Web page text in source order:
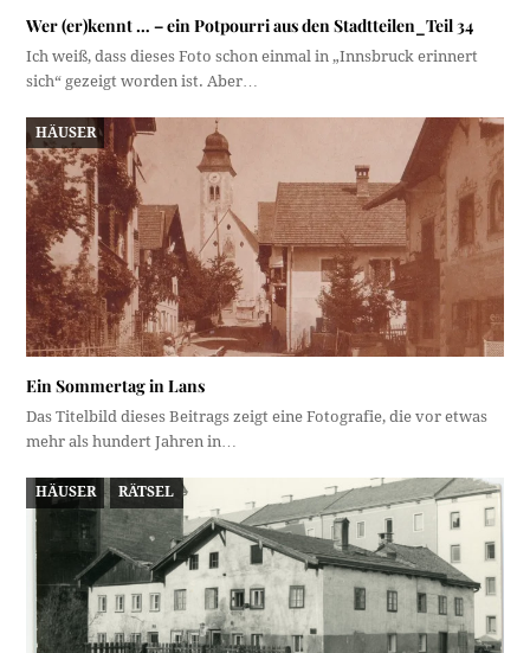
Wer (er)kennt … – ein Potpourri aus den Stadtteilen_Teil 34
Ich weiß, dass dieses Foto schon einmal in „Innsbruck erinnert
sich“ gezeigt worden ist. Aber…
HÄUSER
Ein Sommertag in Lans
Das Titelbild dieses Beitrags zeigt eine Fotografie, die vor etwas
mehr als hundert Jahren in…
HÄUSER RÄTSEL